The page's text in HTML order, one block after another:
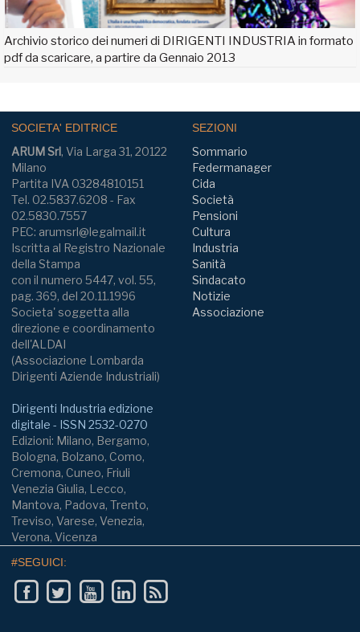
Archivio storico dei numeri di DIRIGENTI INDUSTRIA in formato
pdf da scaricare, a partire da Gennaio 2013
SOCIETA' EDITRICE
ARUM Srl, Via Larga 31, 20122
Milano
Partita IVA 03284810151
Tel. 02.5837.6208 - Fax
02.5830.7557
PEC: arumsrl@legalmail.it
Iscritta al Registro Nazionale
della Stampa
con il numero 5447, vol. 55,
pag. 369, del 20.11.1996
Societa' soggetta alla
direzione e coordinamento
dell'ALDAI
(Associazione Lombarda
Dirigenti Aziende Industriali)
Dirigenti Industria edizione
digitale - ISSN 2532-0270
Edizioni: Milano, Bergamo,
Bologna, Bolzano, Como,
Cremona, Cuneo, Friuli
Venezia Giulia, Lecco,
Mantova, Padova, Trento,
Treviso, Varese, Venezia,
Verona, Vicenza
SEZIONI
Sommario
Federmanager
Cida
Società
Pensioni
Cultura
Industria
Sanità
Sindacato
Notizie
Associazione
#SEGUICI: